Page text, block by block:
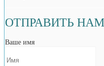
ОТПРАВИТЬ
Ваше имя